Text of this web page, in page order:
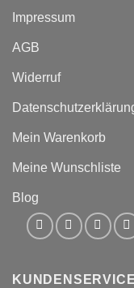
Impressum
AGB
Widerruf
Mein Warenkorb
Meine Wunschliste
Blog
KUNDENSERVICE